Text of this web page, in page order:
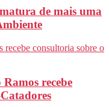
de mais uma
recebe